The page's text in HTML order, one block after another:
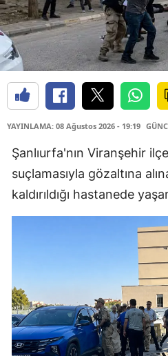
YAYINLAMA: 08 Ağustos 2026 - 19:19
Şanlıurfa'nın Viranşehir
suçlamasıyla gözaltına
kaldırıldığı hastanede